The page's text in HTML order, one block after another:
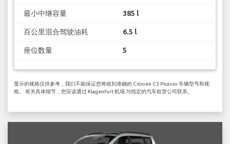
最小中继容量 385 l
百公里混合驾驶油耗 6.5 l
座位数量 5
显示的规格仅供参考，我们不能保证您将收到准确的 Citroen C3 Picasso 车辆型号和规
格。 有关具体细节，您应该通过 Klagenfurt 机场 与指定的汽车租赁公司联系。